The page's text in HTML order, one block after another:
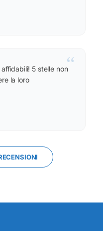
“
5 stelle non
la loro